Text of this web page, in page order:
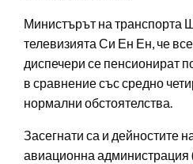
Министърът на транспорта
телевизията Си Ен Ен, че
диспечери се пенсионират
в сравнение със средно
нормални обстоятелства.
Засегнати са и дейностите
авиационна